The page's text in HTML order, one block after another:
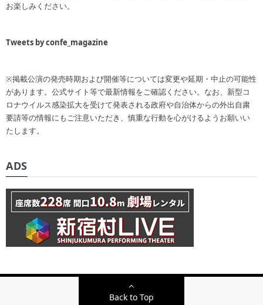
お楽しみください。
Tweets by confe_magazine
※掲載公演の発売時期および開催等については変更や延期・中止の可能性
があります。公式サイト等で最新情報をご確認ください。なお、新型コ
ロナウイルス感染拡大を受けて発表される政府や自治体からの外出自粛
要請等の情報にもご注意いただき、慎重な行動を心がけるようお願いい
たします。
ADS
Back to Top